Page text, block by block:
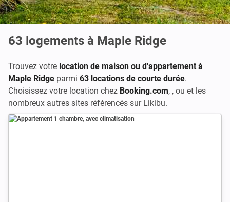
63 logements à Maple Ridge
Trouvez votre location de maison ou d'appartement à
Maple Ridge parmi 63 locations de courte durée.
Choisissez votre location chez Booking.com, , ou et les
nombreux autres sites référencés sur Likibu.